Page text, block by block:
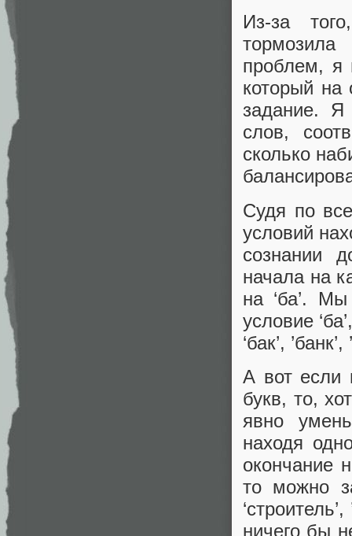
Из-за
проблем, я
который
задание. Я
слов,
сколько
Судя по
условий
сознании
начала на
на ‘ба’.
условие
‘бак’,
А вот если
букв, то,
явно
находя
окончание
то можно
ничего бы